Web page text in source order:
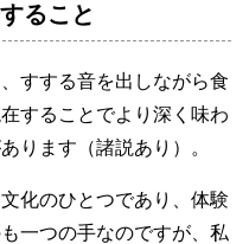
ること
すする音を出しながら食
することでより深く味わ
ります（諸説あり）。
化のひとつであり、体験
一つの手なのですが、私